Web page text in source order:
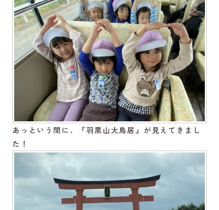
あっという間に、『羽黒山大鳥居』が見えてきまし
た！